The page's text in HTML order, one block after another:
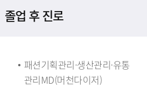
졸업 후 진로
패션기획관리·생산관리·유통
관리MD(머천다이저)